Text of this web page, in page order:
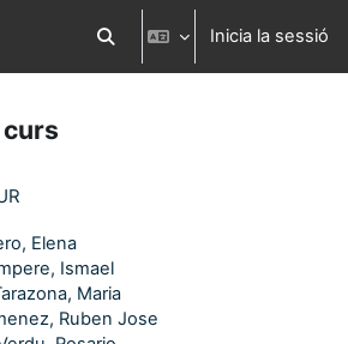
Commuta l'entrada de la cerca
Inicia la sessió
Elena
Ismael
Maria
Ruben Jose